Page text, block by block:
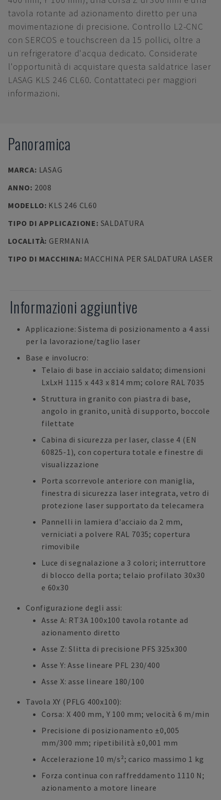
tavola rotante ad azionamento diretto per una
movimentazione di precisione. Controllo L2-CNC
con SERCOS e touchscreen da 15 pollici, oltre a
un refrigeratore d'acqua dedicato. Considerate
l'opportunità di acquistare questa saldatrice laser
LASAG KLS 246 CL60. Contattateci per maggiori
informazioni.
Panoramica
MARCA: LASAG
ANNO: 2008
MODELLO: KLS 246 CL60
TIPO DI APPLICAZIONE: SALDATURA
LOCALITÀ: GERMANIA
TIPO DI MACCHINA: MACCHINA PER SALDATURA LASER
Informazioni aggiuntive
Applicazione: Sistema di posizionamento a 4 assi
per la lavorazione/taglio laser
Base e involucro:
Telaio di base in acciaio saldato; dimensioni
LxLxH 1115 x 443 x 814 mm; colore RAL 7035
Struttura in granito con piastra di base,
angolo in granito, unità di supporto, boccole
filettate
Cabina di sicurezza per laser, classe 4 (EN
60825-1), con copertura totale e finestre di
visualizzazione
Porta scorrevole anteriore con maniglia,
finestra di sicurezza laser integrata, vetro di
protezione laser supportato da telecamera
Pannelli in lamiera d'acciaio da 2 mm,
verniciati a polvere RAL 7035; copertura
rimovibile
Luce di segnalazione a 3 colori; interruttore
di blocco della porta; telaio profilato 30x30
e 60x30
Configurazione degli assi:
Asse A: RT3A 100x100 tavola rotante ad
azionamento diretto
Asse Z: Slitta di precisione PFS 325x300
Asse Y: Asse lineare PFL 230/400
Asse X: asse lineare 180/100
Tavola XY (PFLG 400x100):
Corsa: X 400 mm, Y 100 mm; velocità 6 m/min
Precisione di posizionamento ±0,005
mm/300 mm; ripetibilità ±0,001 mm
Accelerazione 10 m/s²; carico massimo 1 kg
Forza continua con raffreddamento 1110 N;
azionamento a motore lineare